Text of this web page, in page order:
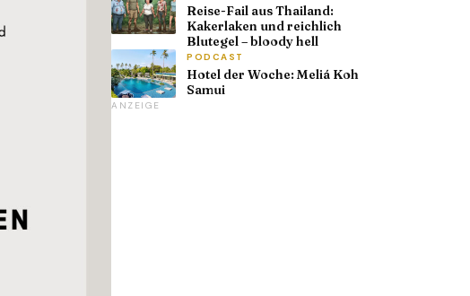
Reise-Fail aus Thailand:
Kakerlaken und reichlich
Blutegel – bloody hell
PODCAST
Hotel der Woche: Meliá Koh
Samui
ANZEIGE